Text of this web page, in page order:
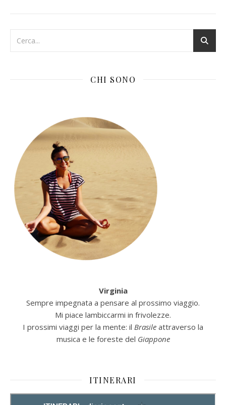
CHI SONO
Virginia
Sempre impegnata a pensare al prossimo viaggio.
Mi piace lambiccarmi in frivolezze.
I prossimi viaggi per la mente: il Brasile attraverso la
musica e le foreste del Giappone
ITINERARI